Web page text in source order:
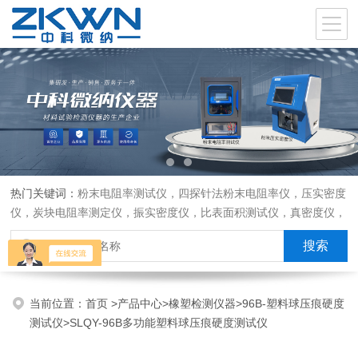
热门关键词：粉末电阻率测试仪，四探针法粉末电阻率仪，压实密度
仪，炭块电阻率测定仪，振实密度仪，比表面积测试仪，真密度仪，
炭块热膨胀仪，炭块透气率仪，炭块二氧化碳反应测定仪
当前位置：首页>产品中心>橡塑检测仪器>96B-塑料球压痕硬度
测试仪>SLQY-96B多功能塑料球压痕硬度测试仪